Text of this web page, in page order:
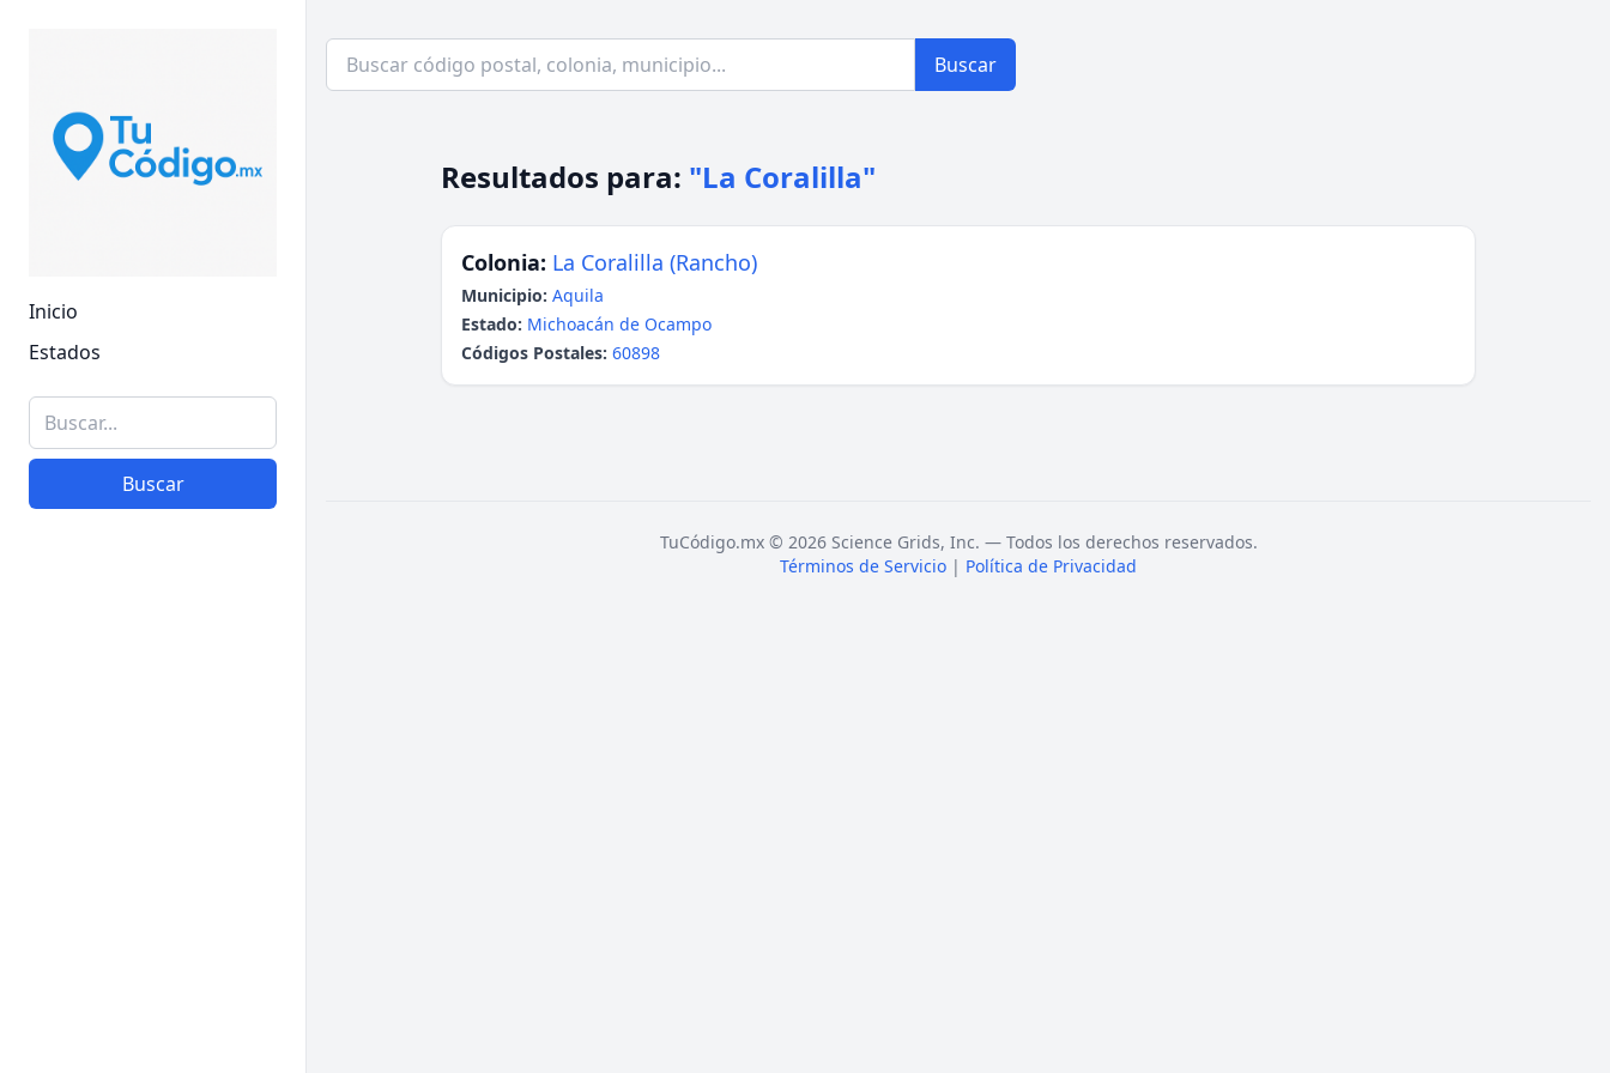
Inicio
Estados
Buscar
Buscar
Resultados para: "La Coralilla"
Colonia: La Coralilla (Rancho)
Municipio: Aquila
Estado: Michoacán de Ocampo
Códigos Postales: 60898
TuCódigo.mx © 2026 Science Grids, Inc. — Todos los derechos reservados.
Términos de Servicio | Política de Privacidad